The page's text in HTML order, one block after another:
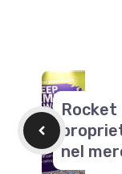
Rocket
nel